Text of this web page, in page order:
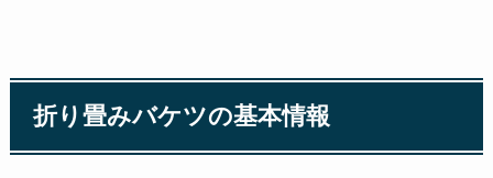
折り畳みバケツの基本情報